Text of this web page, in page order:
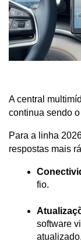
A central
continua sendo
Para a linha
respostas mais
fio.
software
atualizado.